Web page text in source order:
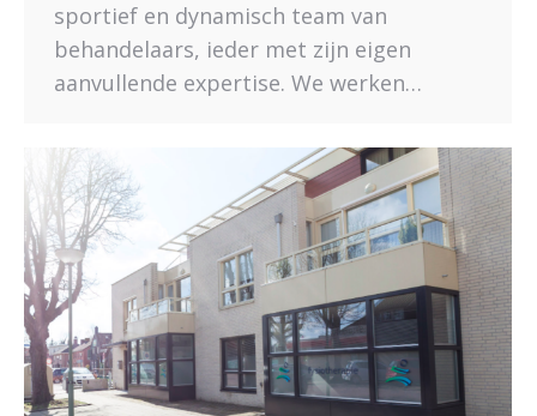
sportief en dynamisch team van
behandelaars, ieder met zijn eigen
aanvullende expertise. We werken…